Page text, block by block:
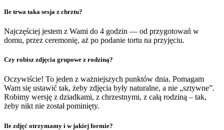
Ile trwa taka sesja z chrztu?
Najczęściej jestem z Wami do 4 godzin — od przygotowań w
domu, przez ceremonię, aż po podanie tortu na przyjęciu.
Czy robisz zdjęcia grupowe z rodziną?
Oczywiście! To jeden z ważniejszych punktów dnia. Pomagam
Wam się ustawić tak, żeby zdjęcia były naturalne, a nie „sztywne”.
Robimy wersję z dziadkami, z chrzestnymi, z całą rodziną – tak,
żeby nikt nie został pominięty.
Ile zdjęć otrzymamy i w jakiej formie?